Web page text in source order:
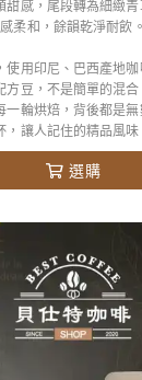
甜感，尾段轉為細緻
感柔和，餘韻乾淨耐飲。
用印尼、巴西產地
方豆，不是簡單的混
一輪烘焙，背後都是
，讓人記住的精品風味
選購